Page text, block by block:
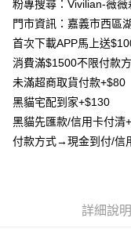
相關說明
【大哥付你分期使用說明】
2.付款方式選擇「大哥付
流程，驗證手機門號後，
成交易。
3.實際核准額度、可分期
4.訂單成立30分鐘內，如
消。如遇「轉專審核」未
2.透過簡訊連結打開帳單
AFTEE先享後付
相關說明
【關於「AFTEE先享後付」
AFTEE先享後付是「在收
便利好安心！
１．簡單：不需註冊會員
２．便利：只要手機號碼
結帳頁面，進行簡訊認證
ATM付款
貨到付款
每筆NT$80，滿
粉專搜尋：Vivilian-薇薇
門市資訊：嘉義市西區
首次下載APP馬上送
消費滿$1500不限付款
未滿超商取貨付款+$80
黑貓宅配到家+$130
黑貓先匯款/信用卡付清
付款方式→現金到付/信
詳細說明